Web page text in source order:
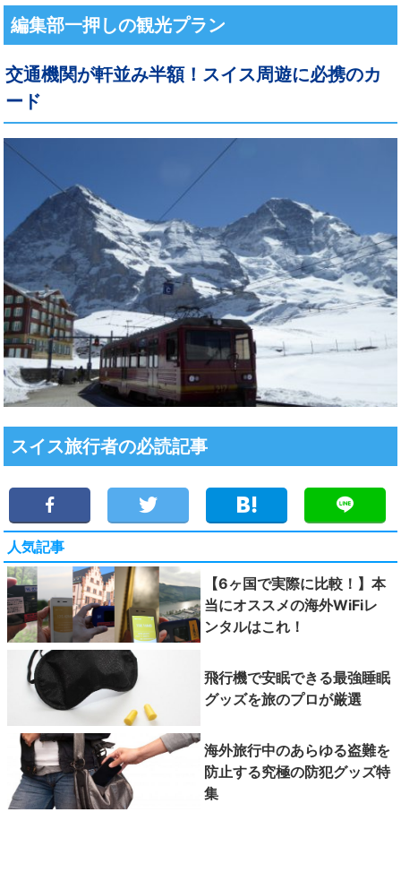
編集部一押しの観光プラン
交通機関が軒並み半額！スイス周遊に必携のカ
ード
スイス旅行者の必読記事
人気記事
【6ヶ国で実際に比較！】本
当にオススメの海外WiFiレ
ンタルはこれ！
飛行機で安眠できる最強睡眠
グッズを旅のプロが厳選
海外旅行中のあらゆる盗難を
防止する究極の防犯グッズ特
集